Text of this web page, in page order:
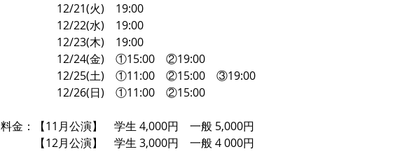
		12/21(火)　19:00
		12/22(水)　19:00
		12/23(木)　19:00
		12/24(金)　①15:00　②19:00
		12/25(土)　①11:00　②15:00　③19:00
		12/26(日)　①11:00　②15:00
料金：【11月公演】　学生 4,000円　一般 5,000円
【12月公演】　学生 3,000円　一般 4 000円